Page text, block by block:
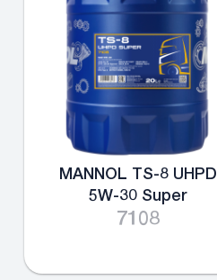
MANNOL TS-8 UHPD
5W-30 Super
7108